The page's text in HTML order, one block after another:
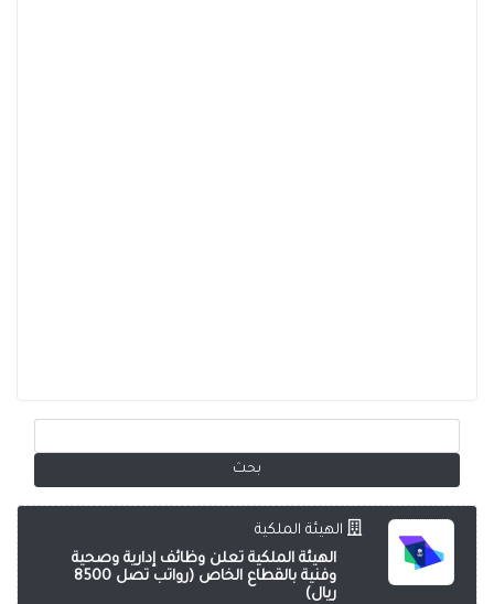
الهيئة الملكية
الهيئة الملكية تعلن وظائف إدارية وصحية
وفنية بالقطاع الخاص (رواتب تصل 8500
ريال)